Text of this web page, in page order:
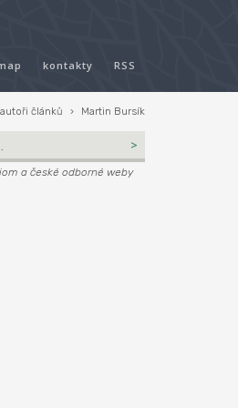
kontakty RSS
autoři článků › Martin Bursík
a české odborné weby